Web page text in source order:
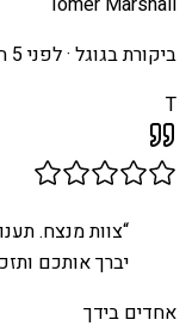
ביקורת בגוגל ·לפני 5 חודשים
T
“צוות מנצח.
יברך אותכם
אחדים בידך